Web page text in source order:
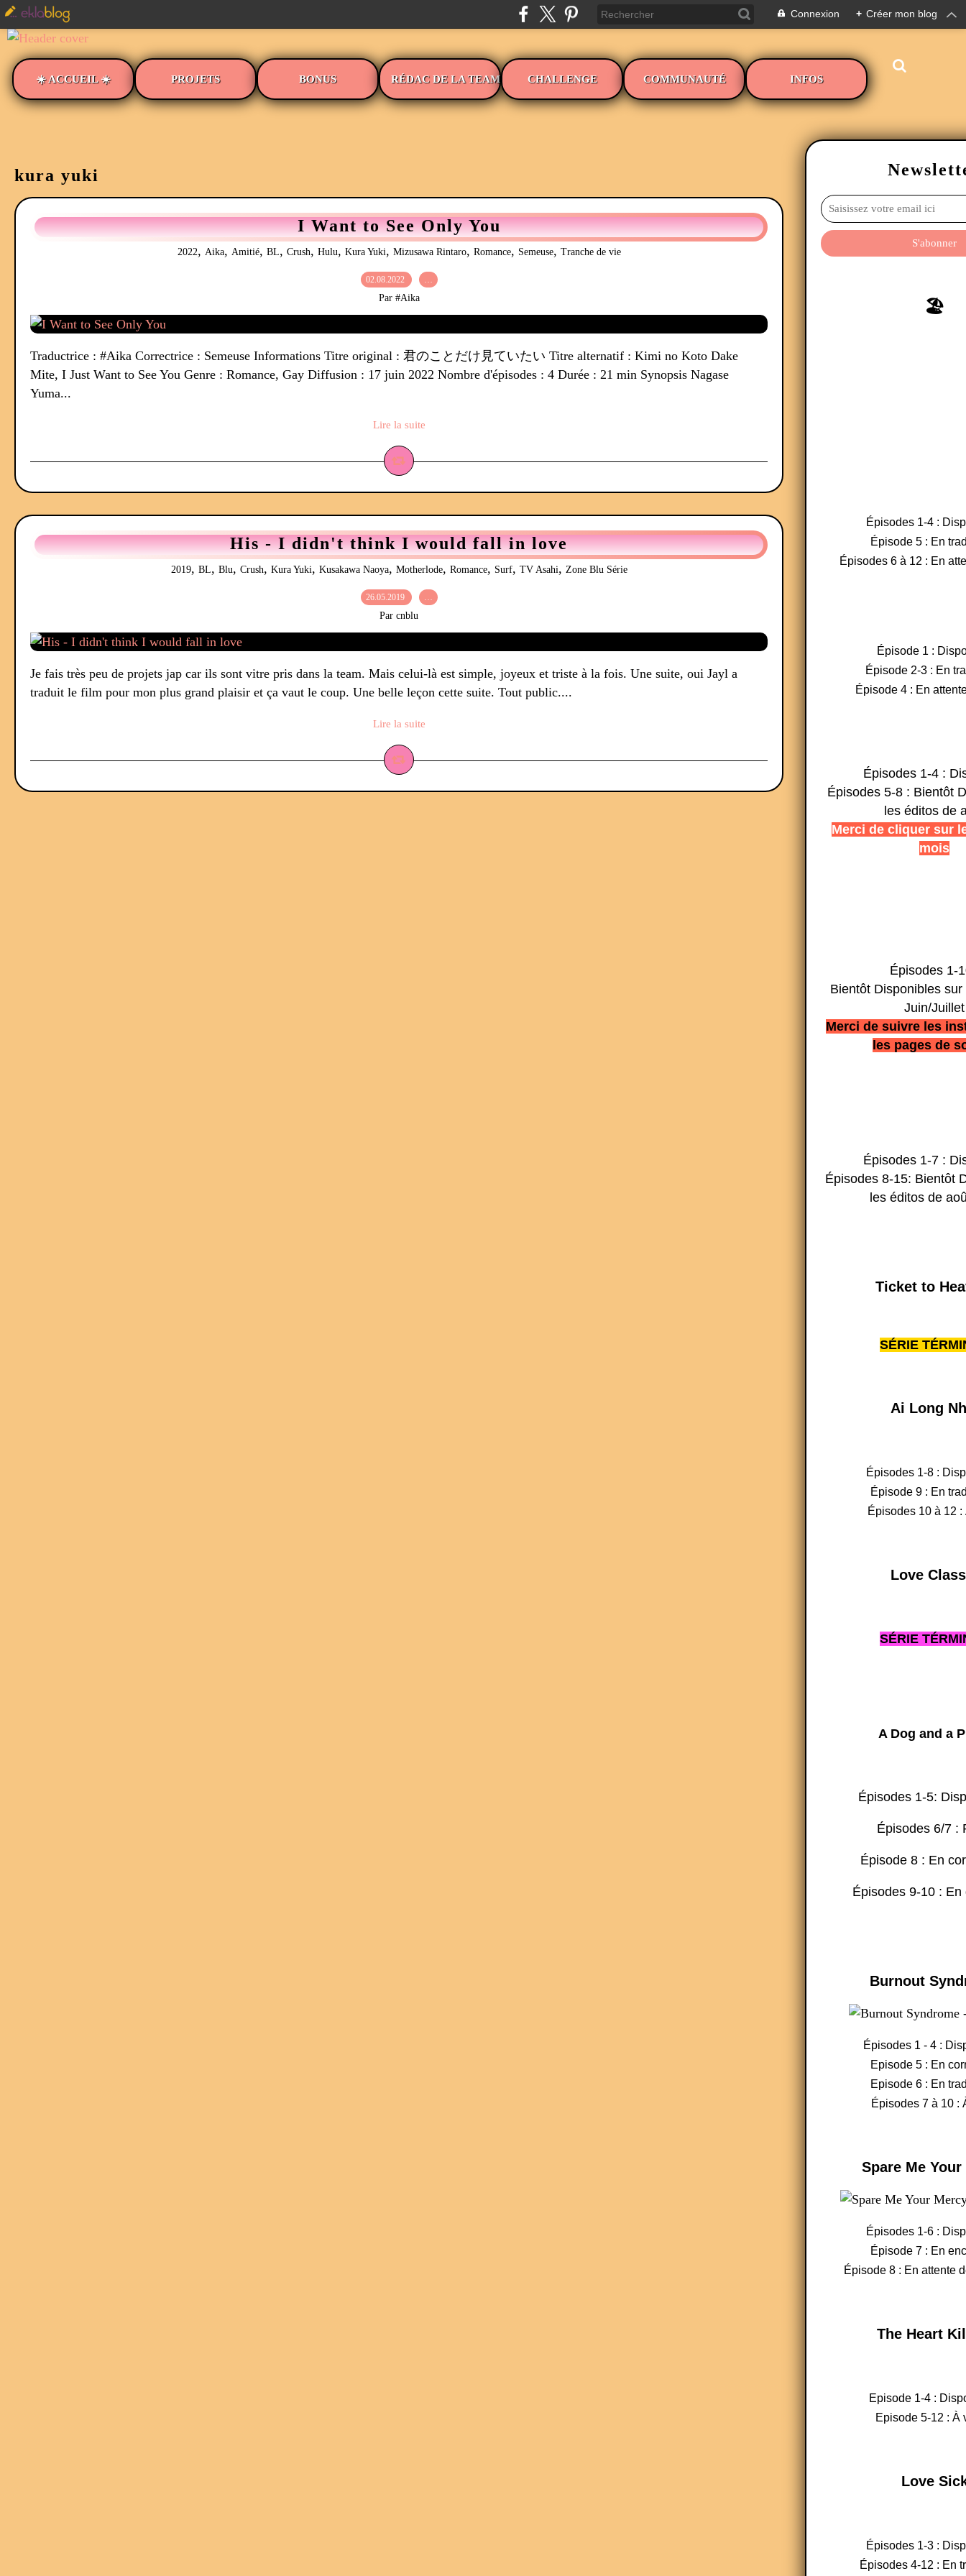
Connexion + Créer mon blog
☀️ ACCUEIL ☀️ PROJETS BONUS RÉDAC DE LA TEAM CHALLENGE COMMUNAUTÉ INFOS
kura yuki
I Want to See Only You
2022, Aika, Amitié, BL, Crush, Hulu, Kura Yuki, Mizusawa Rintaro, Romance, Semeuse, Tranche de vie
02.08.2022 …
Par #Aika
Traductrice : #Aika Correctrice : Semeuse Informations Titre original : 君のことだけ見ていたい Titre alternatif : Kimi no Koto Dake
Mite, I Just Want to See You Genre : Romance, Gay Diffusion : 17 juin 2022 Nombre d'épisodes : 4 Durée : 21 min Synopsis Nagase
Yuma...
Lire la suite
His - I didn't think I would fall in love
2019, BL, Blu, Crush, Kura Yuki, Kusakawa Naoya, Motherlode, Romance, Surf, TV Asahi, Zone Blu Série
26.05.2019 …
Par cnblu
Je fais très peu de projets jap car ils sont vitre pris dans la team. Mais celui-là est simple, joyeux et triste à la fois. Une suite, oui Jayl a
traduit le film pour mon plus grand plaisir et ça vaut le coup. Une belle leçon cette suite. Tout public....
Lire la suite
🏖️
Épisodes 1-4 :
Épisode 5 : En
Épisodes 6 à 12 : En
Épisode 1 :
Épisode 2-3 : En
Épisode 4 : En
Épisodes 1-4 :
Épisodes 5-8 : Bientôt
les éditos de
Merci de cliquer sur
mois
Épisodes 1-
Bientôt Disponibles
Juin/Juillet
Merci de suivre les
les pages de
Épisodes 1-7 :
Épisodes 8-15: Bientôt
les éditos de
Ticket to
SÉRIE
Ai Long
Épisodes 1-8 :
Épisode 9 : En
Épisodes 10 à 12 :
Love
SÉRIE
A Dog and a
Épisodes 1-5:
Épisodes 6/7 :
Épisode 8 : En
Épisodes 9-10 :
Burnout
Épisodes 1 - 4 :
Episode 5 : En
Episode 6 : En
Épisodes 7 à 10 :
Spare Me Your
Épisodes 1-6 :
Épisode 7 : En
Épisode 8 : En attente
The Heart
Episode 1-4 :
Episode 5-12 : À
Love
Épisodes 1-3 :
Épisodes 4-12 : En